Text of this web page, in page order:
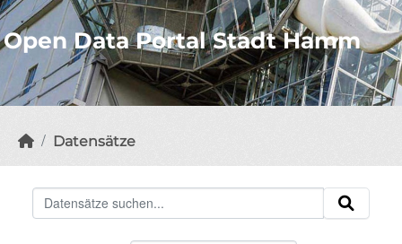
Open Data Portal Stadt Hamm
Datensätze